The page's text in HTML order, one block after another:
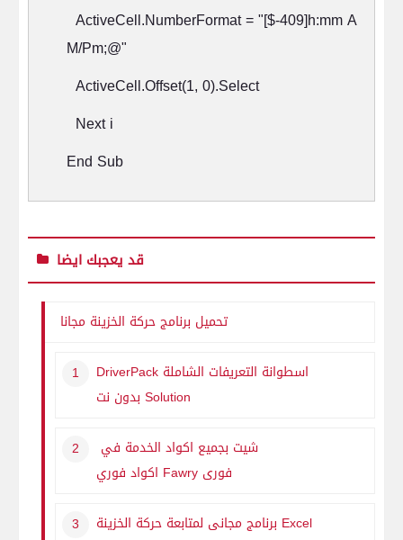
ActiveCell.NumberFormat = "[$-409]h:mm A
M/Pm;@"
ActiveCell.Offset(1, 0).Select
Next i
End Sub
قد يعجبك ايضا
تحميل برنامج حركة الخزينة مجانا
اسطوانة التعريفات الشاملة DriverPack
Solution بدون نت
فورى Fawry اكواد فوري
Excel